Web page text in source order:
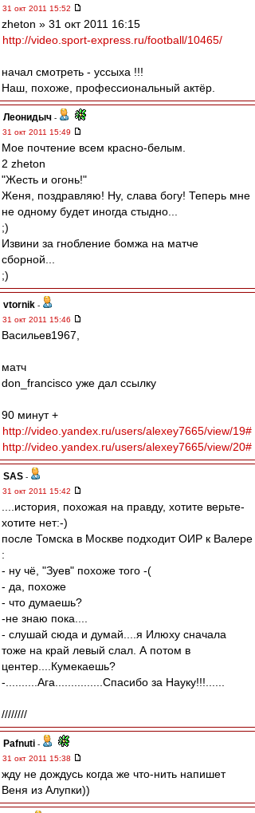
31 окт 2011 15:52
zheton » 31 окт 2011 16:15
http://video.sport-express.ru/football/10465/
начал смотреть - уссыха !!!
Наш, похоже, профессиональный актёр.
Леонидыч -
31 окт 2011 15:49
Мое почтение всем красно-белым.
2 zheton
"Жесть и огонь!"
Женя, поздравляю! Ну, слава богу! Теперь мне
не одному будет иногда стыдно...
;)
Извини за гнобление бомжа на матче
сборной...
;)
vtornik -
31 окт 2011 15:46
Васильев1967,
матч
don_francisco уже дал ссылку
90 минут +
http://video.yandex.ru/users/alexey7665/view/19#
http://video.yandex.ru/users/alexey7665/view/20#
SAS -
31 окт 2011 15:42
....история, похожая на правду, хотите верьте-
хотите нет:-)
после Томска в Москве подходит ОИР к Валере
:
- ну чё, "Зуев" похоже того -(
- да, похоже
- что думаешь?
-не знаю пока....
- слушай сюда и думай....я Илюху сначала
тоже на край левый слал. А потом в
центер....Кумекаешь?
-..........Ага...............Спасибо за Науку!!!......
////////
Pafnuti -
31 окт 2011 15:38
жду не дождусь когда же что-нить напишет
Веня из Алупки))